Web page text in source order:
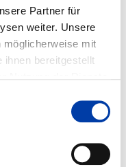
Partner für
weiter. Unsere
möglicherweise mit
ihnen bereitgestellt